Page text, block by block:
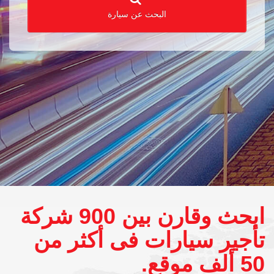
البحث عن سيارة
ابحث وقارن بين 900 شركة
تأجير سيارات فى أكثر من
50 ألف موقع.